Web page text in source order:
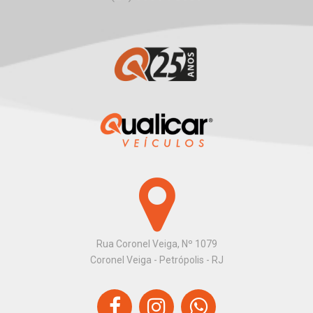
Rua Coronel Veiga, Nº 1079
Coronel Veiga - Petrópolis - RJ